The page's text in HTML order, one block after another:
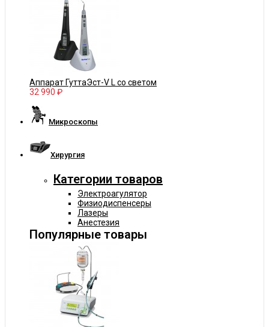
Аппарат ГуттаЭст-V L со светом
32 990 ₽
Микроскопы
Хирургия
Категории товаров
Электроагулятор
Физиодиспенсеры
Лазеры
Анестезия
Популярные товары